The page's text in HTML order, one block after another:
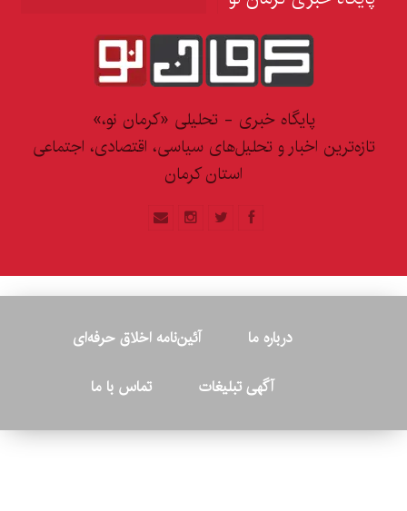
پایگاه خبری - تحلیلی «کرمان نو،»
تازه‌ترین اخبار و تحلیل‌های سیاسی، اقتصادی، اجتماعی
استان کرمان
درباره ما
آئین‌نامه اخلاق حرفه‌ای
آگهی تبلیغات
تماس با ما